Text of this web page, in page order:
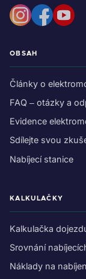
OBSAH
Články o
FAQ – otázky a
Evidence
Sdílejte svou
Nabíjecí stanice
KALKULAČKY
Kalkulačka
Srovnání
Náklady na